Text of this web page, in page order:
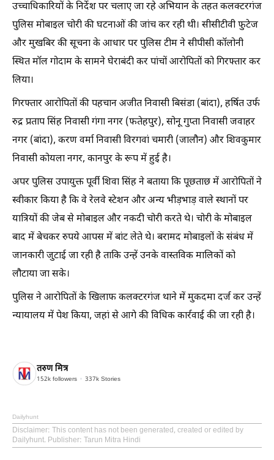
उच्चाधिकारियों के निर्देश पर चलाए जा रहे अभियान के तहत कलक्टरगंज
पुलिस मोबाइल चोरी की घटनाओं की जांच कर रही थी। सीसीटीवी फुटेज
और मुखबिर की सूचना के आधार पर पुलिस टीम ने सीपीसी कॉलोनी
स्थित मॉल गोदाम के सामने घेराबंदी कर पांचों आरोपितों को गिरफ्तार कर
लिया।
गिरफ्तार आरोपितों की पहचान अजीत निवासी बिसंडा (बांदा), हर्षित उर्फ
रुद्र प्रताप सिंह निवासी गंगा नगर (फतेहपुर), सोनू गुप्ता निवासी जवाहर
नगर (बांदा), करण वर्मा निवासी विरगवां चमारी (जालौन) और शिवकुमार
निवासी कोयला नगर, कानपुर के रूप में हुई है।
अपर पुलिस उपायुक्त पूर्वी शिवा सिंह ने बताया कि पूछताछ में आरोपितों ने
स्वीकार किया है कि वे रेलवे स्टेशन और अन्य भीड़भाड़ वाले स्थानों पर
यात्रियों की जेब से मोबाइल और नकदी चोरी करते थे। चोरी के मोबाइल
बाद में बेचकर रुपये आपस में बांट लेते थे। बरामद मोबाइलों के संबंध में
जानकारी जुटाई जा रही है ताकि उन्हें उनके वास्तविक मालिकों को
लौटाया जा सके।
पुलिस ने आरोपितों के खिलाफ कलक्टरगंज थाने में मुकदमा दर्ज कर उन्हें
न्यायालय में पेश किया, जहां से आगे की विधिक कार्रवाई की जा रही है।
तरुण मित्र
152k followers 337k Stories
Dailyhunt
Disclaimer: This content has not been generated, created or edited by
Dailyhunt. Publisher: Tarun Mitra Hindi